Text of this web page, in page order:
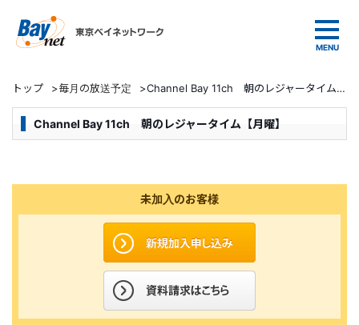
トップ >毎月の放送予定 >Channel Bay 11ch 朝のレジャータイム【月曜】
Channel Bay 11ch 朝のレジャータイム【月曜】
未加入のお客様